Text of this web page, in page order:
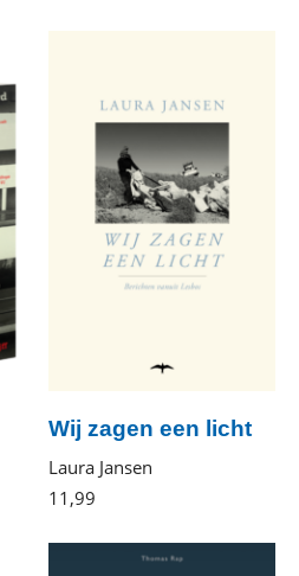
Wij zagen een licht
Laura Jansen
11 ,99